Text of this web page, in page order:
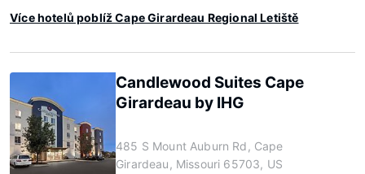
Více hotelů poblíž Cape Girardeau Regional Letiště
Candlewood Suites Cape
Girardeau by IHG
485 S Mount Auburn Rd, Cape
Girardeau, Missouri 65703, US